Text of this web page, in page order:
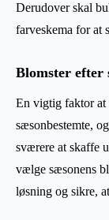
Derudover skal
farveskema for at
Blomster efter
En vigtig faktor at
sæsonbestemte,
sværere at skaffe
vælge sæsonens
løsning og sikre,